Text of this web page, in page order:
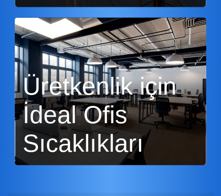
Üretkenlik için
İdeal Ofis
Sıcaklıkları